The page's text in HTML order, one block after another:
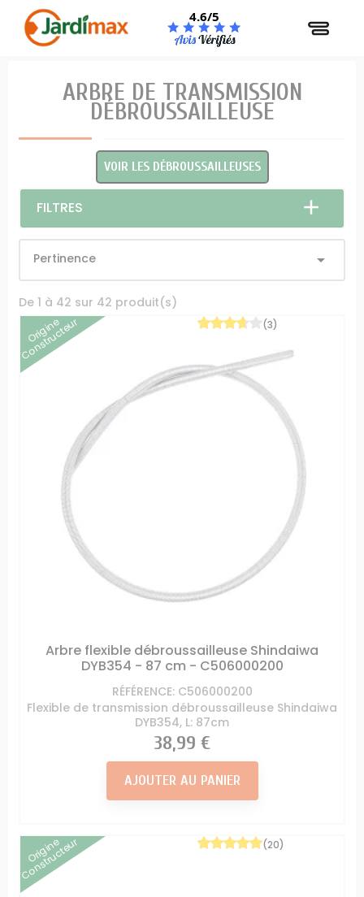
4.6/5
ARBRE DE TRANSMISSION
DÉBROUSSAILLEUSE
VOIR LES DÉBROUSSAILLEUSES
FILTRES
Pertinence 
De 1 à 42 sur 42 produit(s)
Origine
Constructeur
Arbre flexible débroussailleuse Shindaiwa
DYB354 - 87 cm - C506000200
RÉFÉRENCE: C506000200
Flexible de transmission débroussailleuse Shindaiwa
DYB354, L: 87cm
(3)
Prix
38,99 €
AJOUTER AU PANIER
Origine
Constructeur (20)
Panneau de gestion des cookies